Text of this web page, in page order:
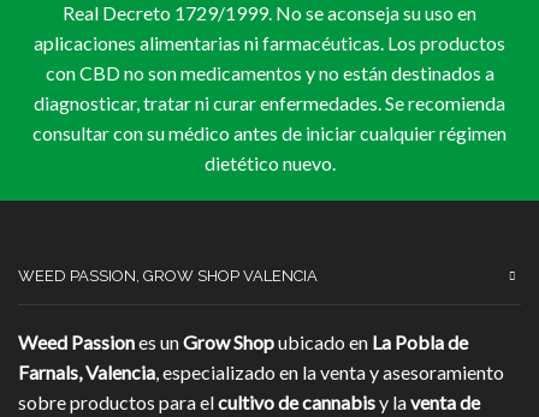
Real Decreto 1729/1999. No se aconseja su uso en
aplicaciones alimentarias ni farmacéuticas. Los productos
con CBD no son medicamentos y no están destinados a
diagnosticar, tratar ni curar enfermedades. Se recomienda
consultar con su médico antes de iniciar cualquier régimen
dietético nuevo.
WEED PASSION, GROW SHOP VALENCIA
Weed Passiones unGrow Shopubicado en La Pobla de
Farnals, Valencia, especializado en la venta y asesoramiento
sobre productos para elcultivo de cannabisy laventa de